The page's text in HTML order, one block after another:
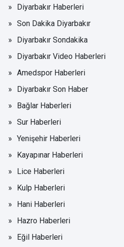
Diyarbakır Haberleri
Son Dakika Diyarbakır
Diyarbakır Sondakika
Diyarbakır Video Haberleri
Amedspor Haberleri
Diyarbakır Son Haber
Bağlar Haberleri
Sur Haberleri
Yenişehir Haberleri
Kayapınar Haberleri
Lice Haberleri
Kulp Haberleri
Hani Haberleri
Hazro Haberleri
Eğil Haberleri